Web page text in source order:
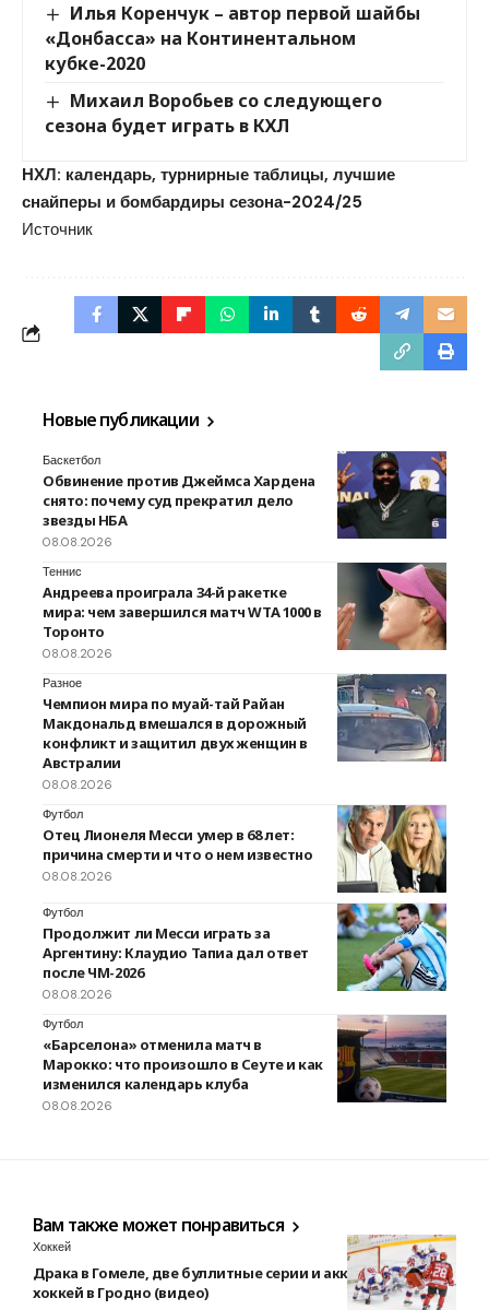
Илья Коренчук – автор первой шайбы
«Донбасса» на Континентальном
кубке-2020
Михаил Воробьев со следующего
сезона будет играть в КХЛ
НХЛ: календарь, турнирные таблицы, лучшие
снайперы и бомбардиры сезона-2024/25
Источник
Новые публикации
Баскетбол
Обвинение против Джеймса Хардена
снято: почему суд прекратил дело
звезды НБА
08.08.2026
Теннис
Андреева проиграла 34-й ракетке
мира: чем завершился матч WTA 1000 в
Торонто
08.08.2026
Разное
Чемпион мира по муай-тай Райан
Макдональд вмешался в дорожный
конфликт и защитил двух женщин в
Австралии
08.08.2026
Футбол
Отец Лионеля Месси умер в 68 лет:
причина смерти и что о нем известно
08.08.2026
Футбол
Продолжит ли Месси играть за
Аргентину: Клаудио Тапиа дал ответ
после ЧМ-2026
08.08.2026
Футбол
«Барселона» отменила матч в
Марокко: что произошло в Сеуте и как
изменился календарь клуба
08.08.2026
Вам также может понравиться
Хоккей
Драка в Гомеле, две буллитные серии и аккуратный
хоккей в Гродно (видео)